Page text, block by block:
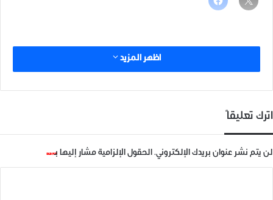
اظهر المزيد
اترك تعليقاً
لن يتم نشر عنوان بريدك الإلكتروني. الحقول الإلزامية مشار إليها بـ*